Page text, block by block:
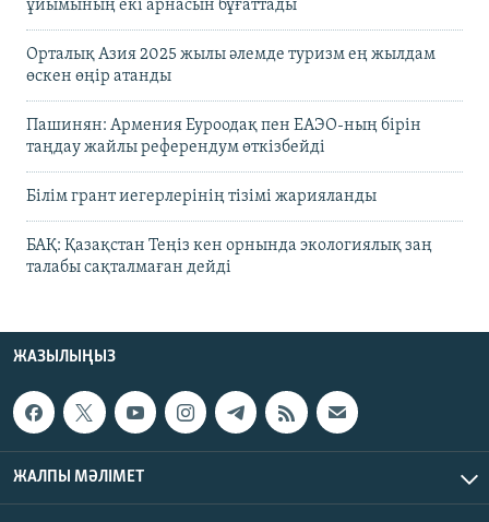
ұйымының екі арнасын бұғаттады
Орталық Азия 2025 жылы әлемде туризм ең жылдам
өскен өңір атанды
Пашинян: Армения Еуроодақ пен ЕАЭО-ның бірін
таңдау жайлы референдум өткізбейді
Білім грант иегерлерінің тізімі жарияланды
БАҚ: Қазақстан Теңіз кен орнында экологиялық заң
талабы сақталмаған дейді
ЖАЗЫЛЫҢЫЗ
ЖАЛПЫ МӘЛІМЕТ